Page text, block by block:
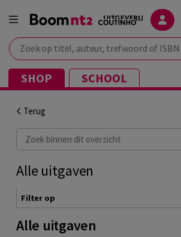
Zoek op titel, auteur, trefwoord of ISBN
SHOP SCHOOL
Terug
Zoek binnen dit overzicht
Alle uitgaven
Filter op
Alle uitgaven